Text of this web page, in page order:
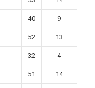
40 9
52 13
32 4
51 14